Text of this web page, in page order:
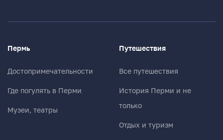
Пермь
Достопримечательности
Где погулять в Перми
Музеи, театры
Путешествия
Все путешествия
История Перми и не
только
Отдых и туризм